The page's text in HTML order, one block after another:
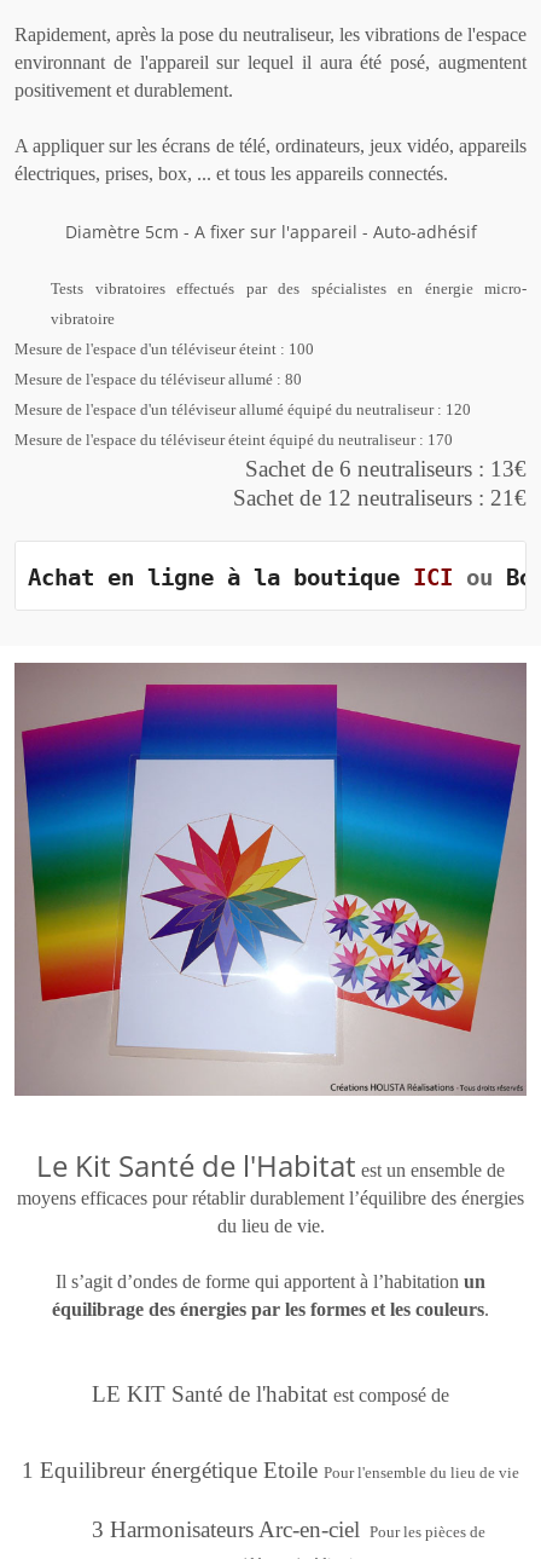
Rapidement, après la pose du neutraliseur, les vibrations de l'espace
environnant de l'appareil sur lequel il aura été posé, augmentent
positivement et durablement.
A appliquer sur les écrans de télé, ordinateurs, jeux vidéo, appareils
électriques, prises, box, ... et tous les appareils connectés.
Diamètre 5cm - A fixer sur l'appareil - Auto-adhésif
Tests vibratoires effectués par des spécialistes en énergie micro-
vibratoire
Mesure de l'espace d'un téléviseur éteint : 100
Mesure de l'espace du téléviseur allumé : 80
Mesure de l'espace d'un téléviseur allumé équipé du neutraliseur : 120
Mesure de l'espace du téléviseur éteint équipé du neutraliseur : 170
Sachet de 6 neutraliseurs : 13€
Sachet de 12 neutraliseurs : 21€
Achat en ligne à la boutique ICI ou
Le Kit Santé de l'Habitat est un ensemble de
moyens efficaces pour rétablir durablement l’équilibre des énergies
du lieu de vie.
Il s’agit d’ondes de forme qui apportent à l’habitation un
équilibrage des énergies par les formes et les couleurs.
LE KIT Santé de l'habitat est composé de
1 Equilibreur énergétique Etoile Pour l'ensemble du lieu de vie
3 Harmonisateurs Arc-en-ciel Pour les pièces de